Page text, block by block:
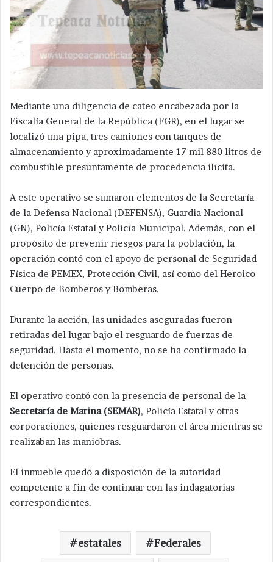
Mediante una diligencia de cateo encabezada por la
Fiscalía General de la República (FGR), en el lugar se
localizó una pipa, tres camiones con tanques de
almacenamiento y aproximadamente 17 mil 880 litros de
combustible presuntamente de procedencia ilícita.
A este operativo se sumaron elementos de la Secretaría
de la Defensa Nacional (DEFENSA), Guardia Nacional
(GN), Policía Estatal y Policía Municipal. Además, con el
propósito de prevenir riesgos para la población, la
operación contó con el apoyo de personal de Seguridad
Física de PEMEX, Protección Civil, así como del Heroico
Cuerpo de Bomberos y Bomberas.
Durante la acción, las unidades aseguradas fueron
retiradas del lugar bajo el resguardo de fuerzas de
seguridad. Hasta el momento, no se ha confirmado la
detención de personas.
El operativo contó con la presencia de personal de la
Secretaría de Marina (SEMAR), Policía Estatal y otras
corporaciones, quienes resguardaron el área mientras se
realizaban las maniobras.
El inmueble quedó a disposición de la autoridad
competente a fin de continuar con las indagatorias
correspondientes.
estatales Federales